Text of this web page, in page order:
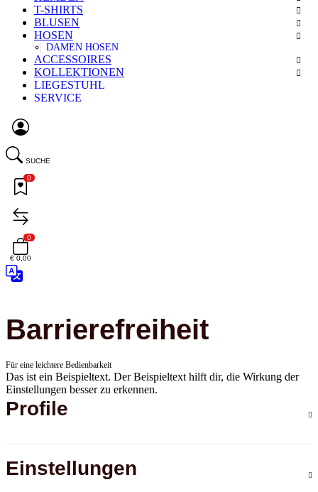
T-SHIRTS
BLUSEN
HOSEN
DAMEN HOSEN
ACCESSOIRES
KOLLEKTIONEN
LIEGESTUHL
SERVICE
SUCHE
0
0
€ 0,00
Barrierefreiheit
Für eine leichtere Bedienbarkeit
Das ist ein Beispieltext. Der Beispieltext hilft dir, die Wirkung der
Einstellungen besser zu erkennen.
Profile
Einstellungen